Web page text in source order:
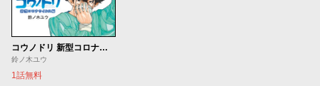
コウノドリ 新型コロナウイルス編
鈴ノ木ユウ
1話無料